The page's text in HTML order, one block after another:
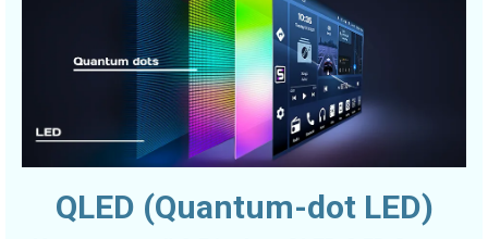
QLED (Quantum-dot LED)